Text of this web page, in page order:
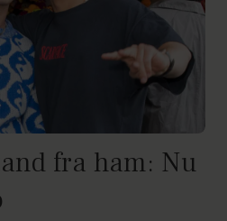
fra ham: Nu